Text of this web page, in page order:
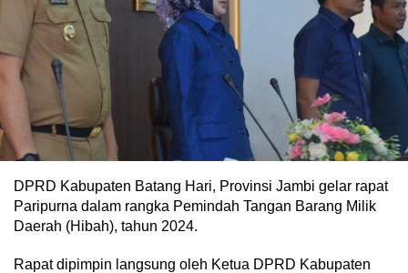
DPRD Kabupaten Batang Hari, Provinsi Jambi gelar rapat
Paripurna dalam rangka Pemindah Tangan Barang Milik
Daerah (Hibah), tahun 2024.
Rapat dipimpin langsung oleh Ketua DPRD Kabupaten